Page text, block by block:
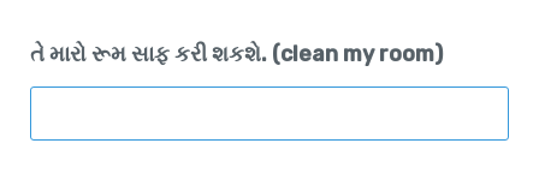
તે મારો રૂમ સાફ કરી શકશે. (clean my room)